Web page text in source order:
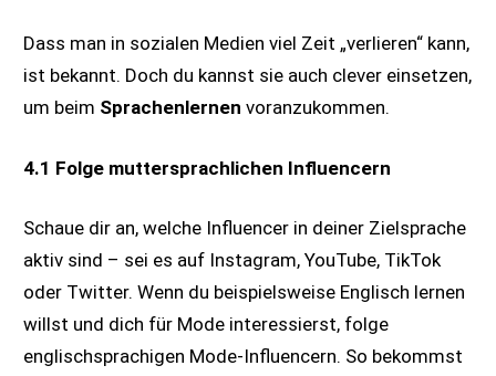
Dass man in sozialen Medien viel Zeit „verlieren“ kann,
ist bekannt. Doch du kannst sie auch clever einsetzen,
um beim Sprachenlernen voranzukommen.
4.1 Folge muttersprachlichen Influencern
Schaue dir an, welche Influencer in deiner Zielsprache
aktiv sind – sei es auf Instagram, YouTube, TikTok
oder Twitter. Wenn du beispielsweise Englisch lernen
willst und dich für Mode interessierst, folge
englischsprachigen Mode-Influencern. So bekommst